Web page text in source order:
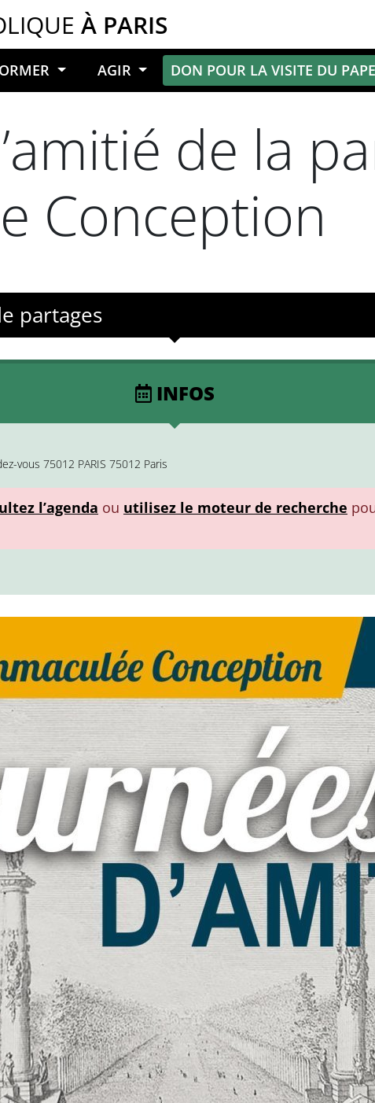
À PARIS
AGIR DON POUR LA VISITE DU PAPE
de la
Conception
partages
INFOS
vous 75012 PARIS 75012 Paris
l’agenda ou utilisez le moteur de recherche